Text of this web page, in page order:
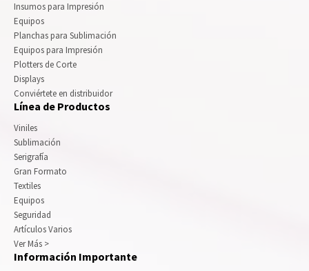
Insumos para Impresión
Equipos
Planchas para Sublimación
Equipos para Impresión
Plotters de Corte
Displays
Conviértete en distribuidor
Línea de Productos
Viniles
Sublimación
Serigrafía
Gran Formato
Textiles
Equipos
Seguridad
Artículos Varios
Ver Más >
Información Importante